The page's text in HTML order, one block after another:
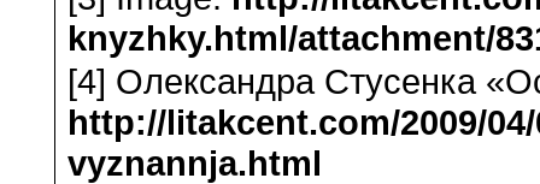
knyzhky.html/attachment/
[4] Олександра Стусенка
http://litakcent.com/2009/
vyznannja.html